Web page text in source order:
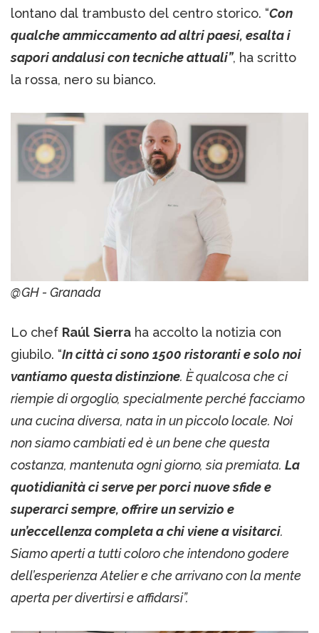
lontano dal trambusto del centro storico. “Con
qualche ammiccamento ad altri paesi, esalta i
sapori andalusi con tecniche attuali”, ha scritto
la rossa, nero su bianco.
@GH - Granada
Lo chef Raúl Sierra ha accolto la notizia con
giubilo. “In città ci sono 1500 ristoranti e solo noi
vantiamo questa distinzione. È qualcosa che ci
riempie di orgoglio, specialmente perché facciamo
una cucina diversa, nata in un piccolo locale. Noi
non siamo cambiati ed è un bene che questa
costanza, mantenuta ogni giorno, sia premiata. La
quotidianità ci serve per porci nuove sfide e
superarci sempre, offrire un servizio e
un’eccellenza completa a chi viene a visitarci.
Siamo aperti a tutti coloro che intendono godere
dell’esperienza Atelier e che arrivano con la mente
aperta per divertirsi e affidarsi”.